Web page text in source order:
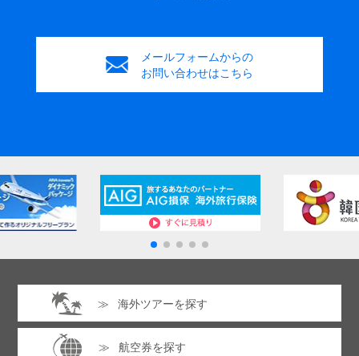
メールフォームからの
お問い合わせはこちら
海外ツアーを探す
航空券を探す